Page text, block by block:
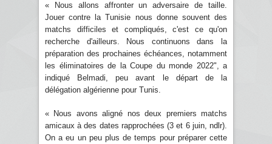
« Nous allons affronter un adversaire de taille.
Jouer contre la Tunisie nous donne souvent des
matchs difficiles et compliqués, c'est ce qu'on
recherche d'ailleurs. Nous continuons dans la
préparation des prochaines échéances, notamment
les éliminatoires de la Coupe du monde 2022", a
indiqué Belmadi, peu avant le départ de la
délégation algérienne pour Tunis.
« Nous avons aligné nos deux premiers matchs
amicaux à des dates rapprochées (3 et 6 juin, ndlr).
On a eu un peu plus de temps pour préparer cette